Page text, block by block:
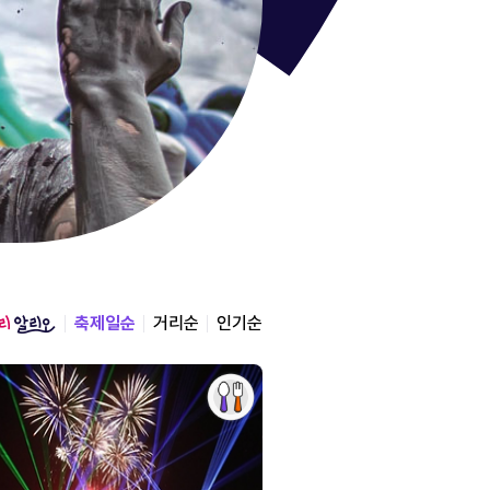
통영한
축제일순 거리순 인기순